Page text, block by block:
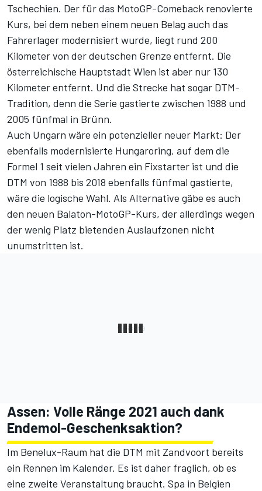
Tschechien. Der für das MotoGP-Comeback renovierte
Kurs, bei dem neben einem neuen Belag auch das
Fahrerlager modernisiert wurde, liegt rund 200
Kilometer von der deutschen Grenze entfernt. Die
österreichische Hauptstadt Wien ist aber nur 130
Kilometer entfernt. Und die Strecke hat sogar DTM-
Tradition, denn die Serie gastierte zwischen 1988 und
2005 fünfmal in Brünn.
Auch Ungarn wäre ein potenzieller neuer Markt: Der
ebenfalls modernisierte Hungaroring, auf dem die
Formel 1 seit vielen Jahren ein Fixstarter ist und die
DTM von 1988 bis 2018 ebenfalls fünfmal gastierte,
wäre die logische Wahl. Als Alternative gäbe es auch
den neuen Balaton-MotoGP-Kurs, der allerdings wegen
der wenig Platz bietenden Auslaufzonen nicht
unumstritten ist.
Assen: Volle Ränge 2021 auch dank
Endemol-Geschenksaktion?
Im Benelux-Raum hat die DTM mit Zandvoort bereits
ein Rennen im Kalender. Es ist daher fraglich, ob es
eine zweite Veranstaltung braucht. Spa in Belgien